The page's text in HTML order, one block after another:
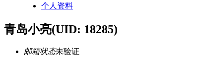
个人资料
青岛小亮(UID: 18285)
邮箱状态未验证